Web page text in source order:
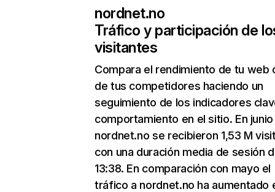
nordnet.no
Tráfico y participación de
visitantes
Compara el rendimiento de tu web
de tus competidores haciendo un
seguimiento de los indicadores
comportamiento en el sitio. En junio
nordnet.no se recibieron 1,53 M
con una duración media de sesión
13:38. En comparación con mayo el
tráfico a nordnet.no ha aumentado